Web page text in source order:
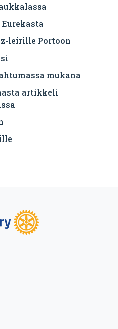
leirille Portoon
mukana
artikkeli